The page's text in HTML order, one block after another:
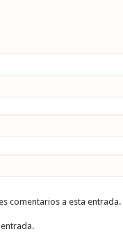
comentarios a esta entrada.